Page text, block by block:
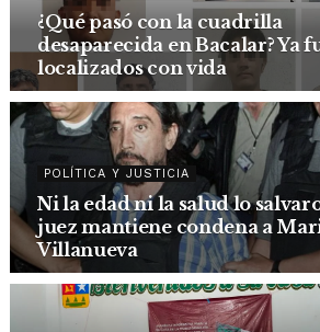
¿Qué pasó con la cuadrilla
desaparecida en Bacalar? Ya
localizados con vida
POLÍTICA Y JUSTICIA
Ni la edad ni la salud lo
juez mantiene condena a
Villanueva